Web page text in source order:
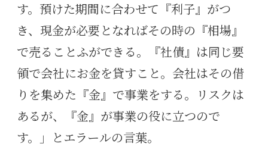
す。預けた期間に合わせて『利子』がつ
き、現金が必要となればその時の『相場』
で売ることふができる。『社債』は同じ要
領で会社にお金を貸すこと。会社はその借
りを集めた『金』で事業をする。リスクは
あるが、『金』が事業の役に立つので
す。」とエラールの言葉。